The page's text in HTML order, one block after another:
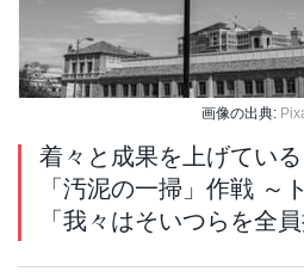
画像の出典:
着々と成果を上げてい
「汚泥の一掃」作戦 ～
「我々はそいつらを全